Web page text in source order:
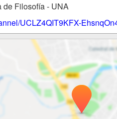
de Filosofía - UNA
UCLZ4QIT9KFX-